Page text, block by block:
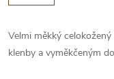
Velmi měkký
klenby a vyměkčeným